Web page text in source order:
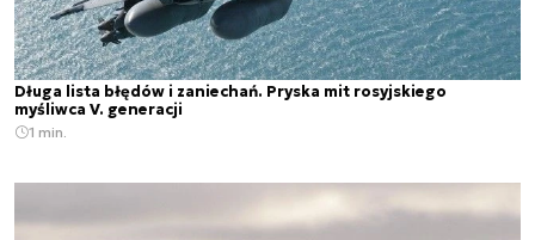
Długa lista błędów i zaniechań. Pryska mit rosyjskiego
myśliwca V. generacji
1 min.